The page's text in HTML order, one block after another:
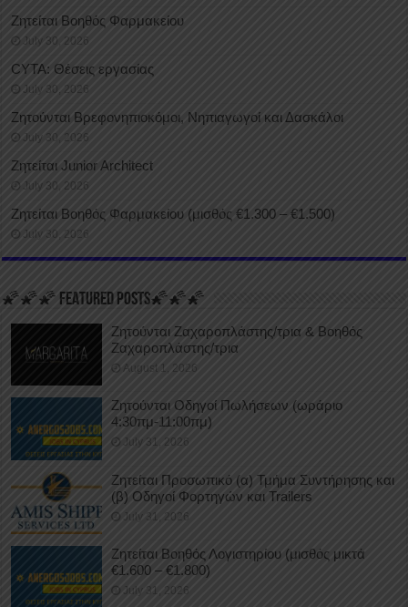
Ζητείται Βοηθός Φαρμακείου
July 30, 2026
CYTA: Θέσεις εργασίας
July 30, 2026
Ζητούνται Βρεφονηπιοκόμοι, Νηπιαγωγοί και Δασκάλοι
July 30, 2026
Ζητείται Junior Architect
July 30, 2026
Ζητείται Βοηθός Φαρμακείου (μισθός €1.300 – €1.500)
July 30, 2026
🌠🌠🌠 FEATURED POSTS🌠🌠🌠
Ζητούνται Ζαχαροπλάστης/τρια & Βοηθός
Ζαχαροπλάστης/τρια
August 1, 2026
Ζητούνται Οδηγοί Πωλήσεων (ωράριο
4:30πμ-11:00πμ)
July 31, 2026
Ζητείται Προσωπικό (α) Τμήμα Συντήρησης και
(β) Οδηγοί Φορτηγών και Trailers
July 31, 2026
Ζητείται Βοηθός Λογιστηρίου (μισθός μικτά
€1.600 – €1.800)
July 31, 2026